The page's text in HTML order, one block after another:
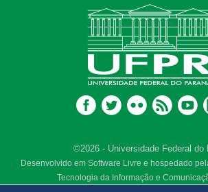
©2026 - Universidade Federal do
Desenvolvido em Software Livre e hospedado pela
Tecnologia da Informação e